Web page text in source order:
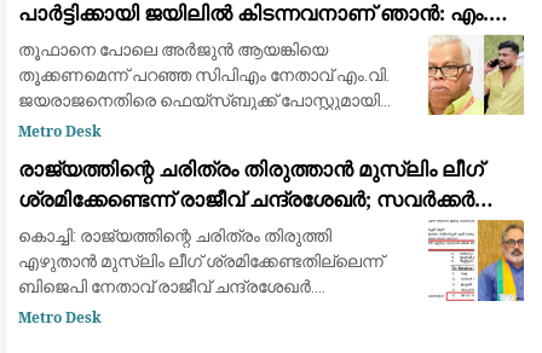
പാർട്ടിക്കായി ജയിലിൽ കിടന്നവനാണ് ഞാൻ: എം.വി.
ജയരാജന് മറുപടിയുമായി അർജുൻ ആയങ്കി
തൂഫാനെ പോലെ അര്‍ജുന്‍ ആയങ്കിയെ
തൂക്കണമെന്ന് പറഞ്ഞ സിപിഎം നേതാവ് എം.വി.
ജയരാജനെതിരെ ഫെയ്സ്ബുക്ക് പോസ്റ്റുമായി
അര്‍ജുന്‍ ആയങ്കി. തനിക്ക് അയിത്തം
താനീ പ്രസ്
Metro Desk
രാജ്യത്തിന്റെ ചരിത്രം തിരുത്താൻ മുസ്ലിം ലീഗ്
ശ്രമിക്കേണ്ടെന്ന് രാജീവ് ചന്ദ്രശേഖർ; സവർക്കർ
ചോദ്യ വിവാദത്തിൽ ശക്തമായ പ്രതികരണം
കൊച്ചി: രാജ്യത്തിന്റെ ചരിത്രം തിരുത്തി
എഴുതാൻ മുസ്ലിം ലീഗ് ശ്രമിക്കേണ്ടതില്ലെന്ന്
ബിജെപി നേതാവ് രാജീവ് ചന്ദ്രശേഖർ.
സ്വാതന്ത്ര്യസമര ക്വിസ് മത്സരത്തിൽ വി.ഡി.
Metro Desk